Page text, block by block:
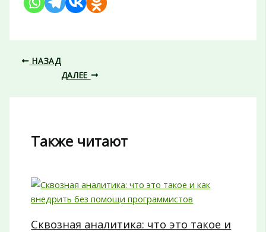
НАЗАД
ДАЛЕЕ
Также читают
Сквозная аналитика: что это такое и